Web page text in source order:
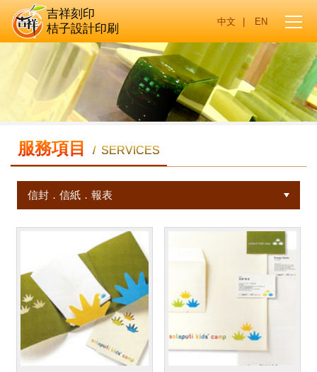
吉祥刻印
桔子設計印刷
服務項目 / SERVICES
信封．信紙．報表